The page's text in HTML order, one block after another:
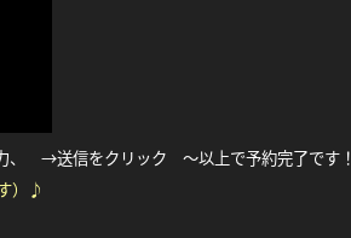
、 →送信をクリック ～以上で予約完了です！
）♪